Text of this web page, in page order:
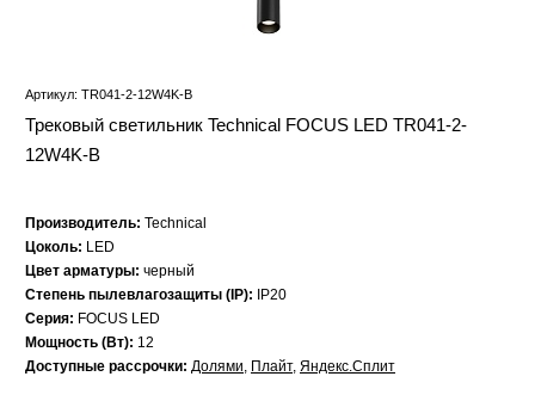
Артикул: TR041-2-12W4K-B
Трековый светильник Technical FOCUS LED TR041-2-
12W4K-B
Производитель: Technical
Цоколь: LED
Цвет арматуры: черный
Степень пылевлагозащиты (IP):
IP20
Серия: FOCUS LED
Мощность (Вт): 12
Доступные рассрочки: Долями, Плайт, Яндекс.Сплит